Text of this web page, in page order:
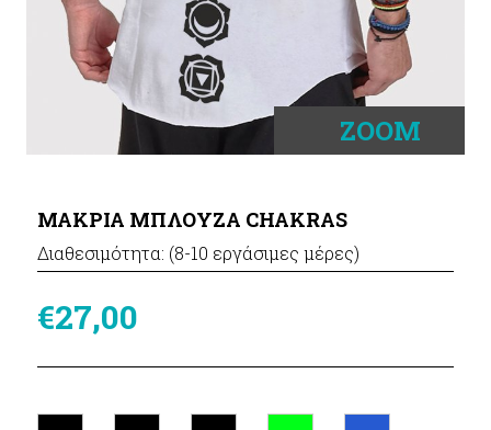
ZOOM
ΜΑΚΡΙΑ ΜΠΛΟΥΖΑ CHAKRAS
Διαθεσιμότητα: (8-10 εργάσιμες μέρες)
€27,00